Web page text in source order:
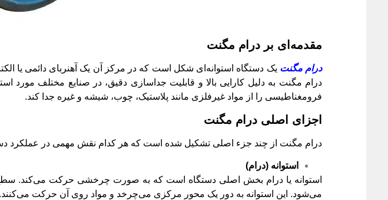
مقدمه‌ای بر درام مگنت
درام مگنت یک دستگاه استوانه‌ای شکل است که در مرکز آن یک آهنربای دائمی یا
درام مگنت به دلیل کارایی بالا و قابلیت جداسازی دقیق، در صنایع مختلف مورد
فرومغناطیسی را از مواد غیرفلزی مانند پلاستیک، چوب، شیشه و غیره جدا کند.
اجزای اصلی درام مگنت
درام مگنت از چند جزء اصلی تشکیل شده است که هر کدام نقش مهمی در عملکرد
استوانه (درام)
استوانه یا درام بخش اصلی دستگاه است که به صورت چرخشی حرکت می‌کند. سطح
می‌شود. این استوانه به دور یک محور مرکزی می‌چرخد و مواد روی آن حرکت می‌کنند.